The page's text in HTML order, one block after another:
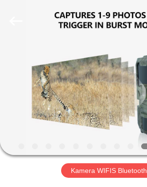
HAUSE
PRODUKTE
ÜBER
Kamera WIFIS Bluetooth